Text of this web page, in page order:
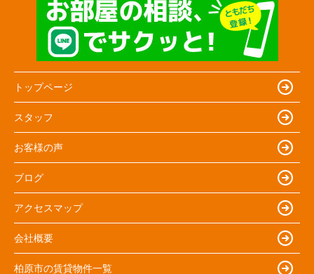
トップページ
スタッフ
お客様の声
ブログ
アクセスマップ
会社概要
柏原市の賃貸物件一覧